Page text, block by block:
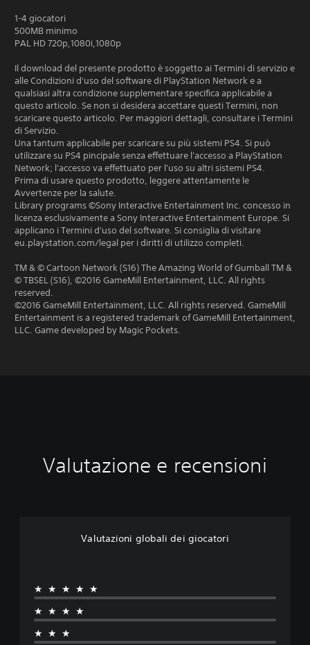
1-4 giocatori
500MB minimo
PAL HD 720p,1080i,1080p
Il download del presente prodotto è soggetto ai Termini di servizio e
alle Condizioni d'uso del software di PlayStation Network e a
qualsiasi altra condizione supplementare specifica applicabile a
questo articolo. Se non si desidera accettare questi Termini, non
scaricare questo articolo. Per maggiori dettagli, consultare i Termini
di Servizio.
Una tantum applicabile per scaricare su più sistemi PS4. Si può
utilizzare su PS4 pincipale senza effettuare l'accesso a PlayStation
Network; l'accesso va effettuato per l'uso su altri sistemi PS4.
Prima di usare questo prodotto, leggere attentamente le
Avvertenze per la salute.
Library programs ©Sony Interactive Entertainment Inc. concesso in
licenza esclusivamente a Sony Interactive Entertainment Europe. Si
applicano i Termini d'uso del software. Si consiglia di visitare
eu.playstation.com/legal per i diritti di utilizzo completi.
TM & © Cartoon Network (S16) The Amazing World of Gumball TM &
© TBSEL (S16), ©2016 GameMill Entertainment, LLC. All rights
reserved.
©2016 GameMill Entertainment, LLC. All rights reserved. GameMill
Entertainment is a registered trademark of GameMill Entertainment,
LLC. Game developed by Magic Pockets.
Valutazione e recensioni
Valutazioni globali dei giocatori
★★★★★
★★★★
★★★